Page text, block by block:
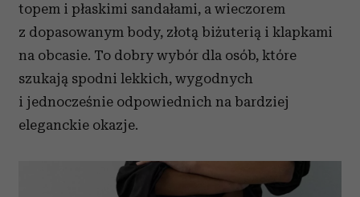
topem i płaskimi sandałami, a wieczorem
z dopasowanym body, złotą biżuterią i klapkami
na obcasie. To dobry wybór dla osób, które
szukają spodni lekkich, wygodnych
i jednocześnie odpowiednich na bardziej
eleganckie okazje.